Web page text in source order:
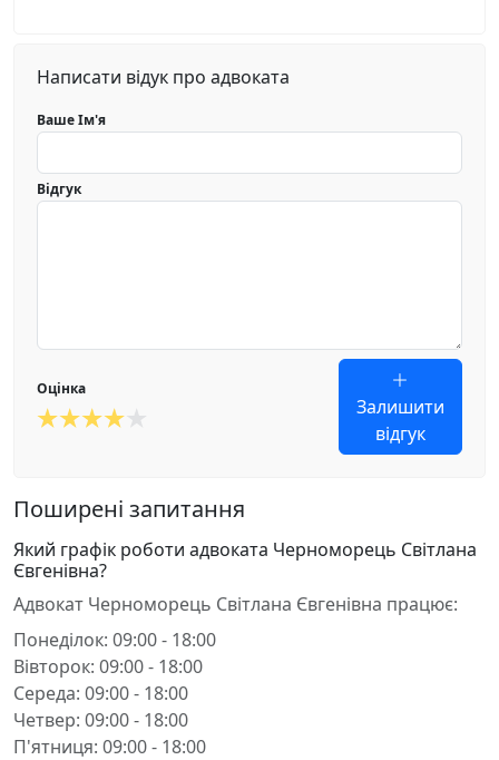
Написати відук про адвоката
Ваше Ім'я
Відгук
Оцінка
Залишити
відгук
Поширені запитання
Який графік роботи адвоката Черноморець Світлана
Євгенівна?
Адвокат Черноморець Світлана Євгенівна працює:
Понеділок: 09:00 - 18:00
Вівторок: 09:00 - 18:00
Середа: 09:00 - 18:00
Четвер: 09:00 - 18:00
П'ятниця: 09:00 - 18:00